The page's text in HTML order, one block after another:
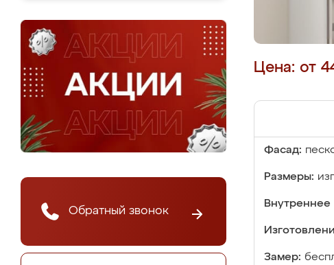
Обратный звонок
Цена: от
Фасад:
Размеры:
Замер: